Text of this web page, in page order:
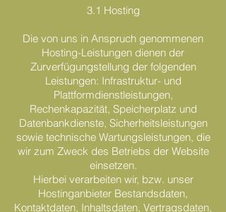
3.1 Hosting
Die von uns in Anspruch genommenen
Hosting-Leistungen dienen der
Zurverfügungstellung der folgenden
Leistungen: Infrastruktur- und
Plattformdienstleistungen,
Rechenkapazität, Speicherplatz und
Datenbankdienste, Sicherheitsleistungen
sowie technische Wartungsleistungen, die
wir zum Zweck des Betriebs der Website
einsetzen.
Hierbei verarbeiten wir, bzw. unser
Hostinganbieter Bestandsdaten,
Kontaktdaten, Inhaltsdaten, Vertragsdaten,